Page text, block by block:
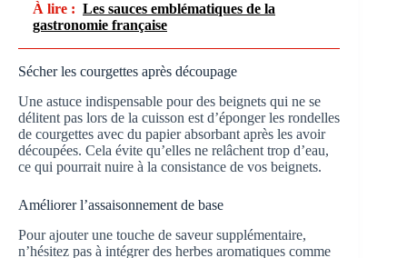
À lire : Les sauces emblématiques de la
gastronomie française
Sécher les courgettes après découpage
Une astuce indispensable pour des beignets qui ne se
délitent pas lors de la cuisson est d’éponger les rondelles
de courgettes avec du papier absorbant après les avoir
découpées. Cela évite qu’elles ne relâchent trop d’eau,
ce qui pourrait nuire à la consistance de vos beignets.
Améliorer l’assaisonnement de base
Pour ajouter une touche de saveur supplémentaire,
n’hésitez pas à intégrer des herbes aromatiques comme